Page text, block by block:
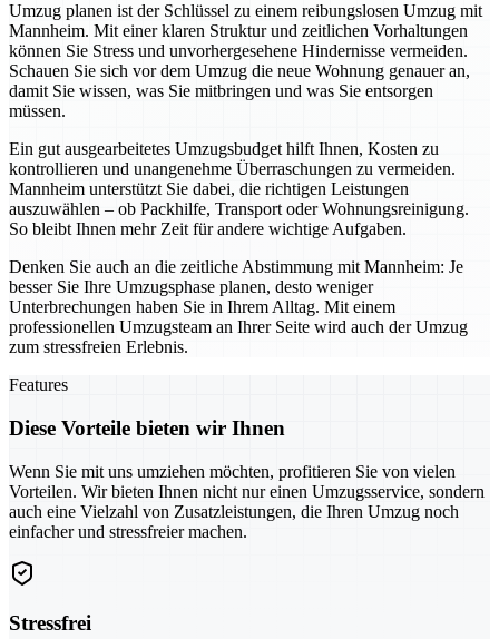
Umzug planen ist der Schlüssel zu einem reibungslosen Umzug mit
Mannheim. Mit einer klaren Struktur und zeitlichen Vorhaltungen
können Sie Stress und unvorhergesehene Hindernisse vermeiden.
Schauen Sie sich vor dem Umzug die neue Wohnung genauer an,
damit Sie wissen, was Sie mitbringen und was Sie entsorgen
müssen.
Ein gut ausgearbeitetes Umzugsbudget hilft Ihnen, Kosten zu
kontrollieren und unangenehme Überraschungen zu vermeiden.
Mannheim unterstützt Sie dabei, die richtigen Leistungen
auszuwählen – ob Packhilfe, Transport oder Wohnungsreinigung.
So bleibt Ihnen mehr Zeit für andere wichtige Aufgaben.
Denken Sie auch an die zeitliche Abstimmung mit Mannheim: Je
besser Sie Ihre Umzugsphase planen, desto weniger
Unterbrechungen haben Sie in Ihrem Alltag. Mit einem
professionellen Umzugsteam an Ihrer Seite wird auch der Umzug
zum stressfreien Erlebnis.
Features
Diese Vorteile bieten wir Ihnen
Wenn Sie mit uns umziehen möchten, profitieren Sie von vielen
Vorteilen. Wir bieten Ihnen nicht nur einen Umzugsservice, sondern
auch eine Vielzahl von Zusatzleistungen, die Ihren Umzug noch
einfacher und stressfreier machen.
Stressfrei